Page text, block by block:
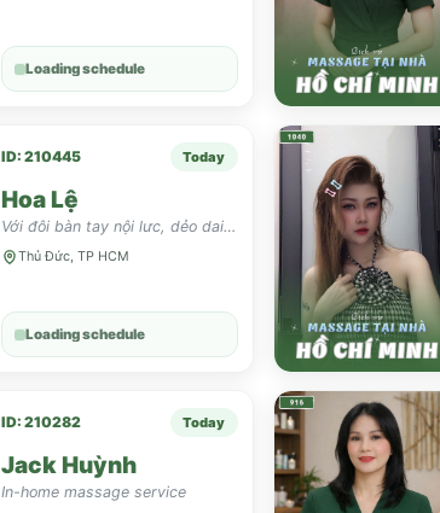
Loading schedule
ID: 210445 Today
Hoa Lệ
Với đôi bàn tay nội lưc, dẻo dai, mềm mại, uyển chuyển...mong muốn làm hài lòng mỗi khách
Thủ Đức, TP HCM
Loading schedule
ID: 210282 Today
Jack Huỳnh
In-home massage service